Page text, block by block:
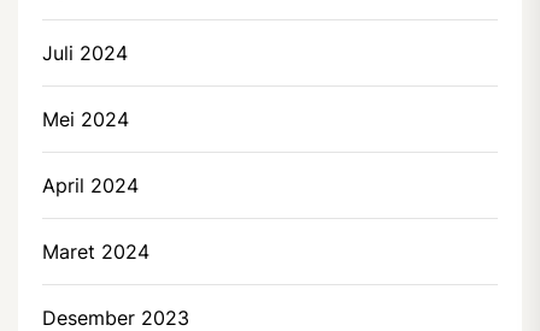
Juli 2024
Mei 2024
April 2024
Maret 2024
Desember 2023